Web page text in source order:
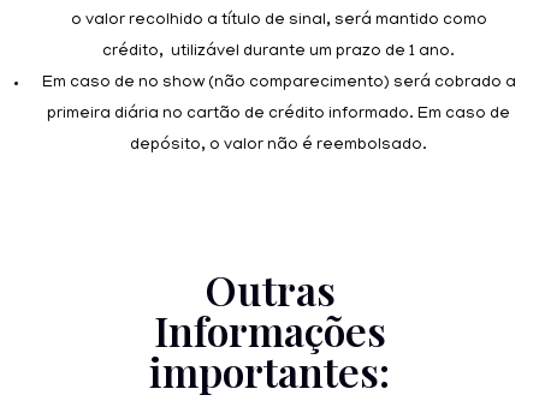
o valor recolhido a título de sinal, será mantido como
crédito, utilizável durante um prazo de 1 ano.
Em caso de no show (não comparecimento) será cobrado a
primeira diária no cartão de crédito informado. Em caso de
depósito, o valor não é reembolsado.
Outras
Informações
importantes: